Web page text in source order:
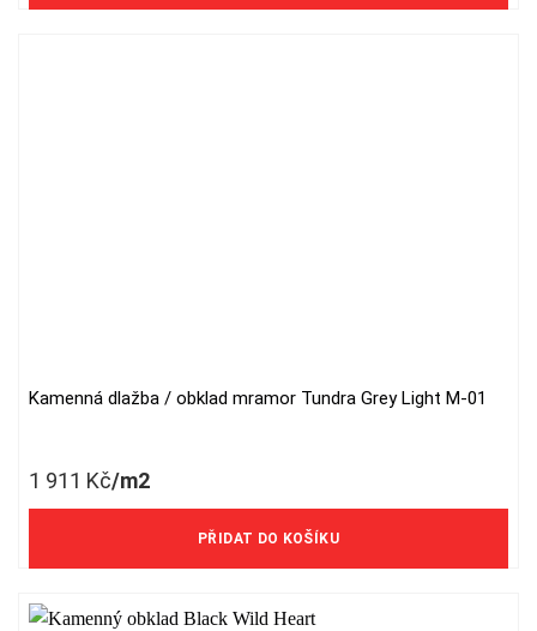
Kamenná dlažba / obklad mramor Tundra Grey Light M-01
1 911 Kč/m2
1 579 Kč/m2 bez DPH
PŘIDAT DO KOŠÍKU